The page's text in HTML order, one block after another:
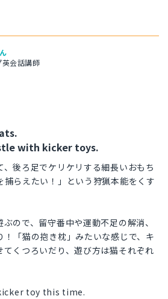
英会話講師
with kicker toys.
後ろ足でケリケリする細長いおもち
捕らえたい！」という狩猟本能をくす
ので、留守番中や運動不足の解消、
！「猫の抱き枕」みたいな感じで、キ
てくつろいだり、遊び方は猫それぞれ
toy this time.